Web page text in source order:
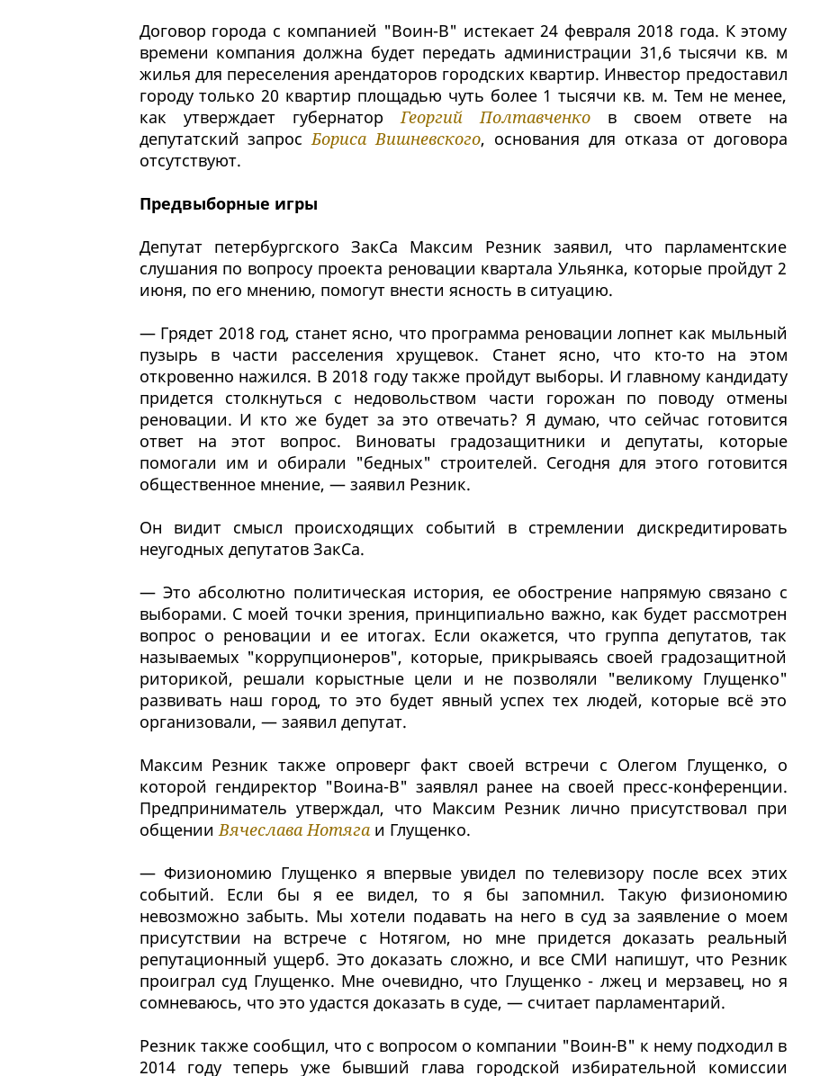
Договор города с компанией "Воин-В" истекает 24 февраля 2018 года. К этому
времени компания должна будет передать администрации 31,6 тысячи кв. м
жилья для переселения арендаторов городских квартир. Инвестор предоставил
городу только 20 квартир площадью чуть более 1 тысячи кв. м. Тем не менее,
как утверждает губернаторГеоргий Полтавченков своем ответе на
депутатский запросБориса Вишневского, основания для отказа от договора
отсутствуют.
Предвыборные игры
Депутат петербургского ЗакСа Максим Резник заявил, что парламентские
слушания по вопросу проекта реновации квартала Ульянка, которые пройдут 2
июня, по его мнению, помогут внести ясность в ситуацию.
— Грядет 2018 год, станет ясно, что программа реновации лопнет как мыльный
пузырь в части расселения хрущевок. Станет ясно, что кто-то на этом
откровенно нажился. В 2018 году также пройдут выборы. И главному кандидату
придется столкнуться с недовольством части горожан по поводу отмены
реновации. И кто же будет за это отвечать? Я думаю, что сейчас готовится
ответ на этот вопрос. Виноваты градозащитники и депутаты, которые
помогали им и обирали "бедных" строителей. Сегодня для этого готовится
общественное мнение, — заявил Резник.
Он видит смысл происходящих событий в стремлении дискредитировать
неугодных депутатов ЗакСа.
— Это абсолютно политическая история, ее обострение напрямую связано с
выборами. С моей точки зрения, принципиально важно, как будет рассмотрен
вопрос о реновации и ее итогах. Если окажется, что группа депутатов, так
называемых "коррупционеров", которые, прикрываясь своей градозащитной
риторикой, решали корыстные цели и не позволяли "великому Глущенко"
развивать наш город, то это будет явный успех тех людей, которые всё это
организовали, — заявил депутат.
Максим Резник также опроверг факт своей встречи с Олегом Глущенко, о
которой гендиректор "Воина-В" заявлял ранее на своей пресс-конференции.
Предприниматель утверждал, что Максим Резник лично присутствовал при
общенииВячеслава Нотягаи Глущенко.
— Физиономию Глущенко я впервые увидел по телевизору после всех этих
событий. Если бы я ее видел, то я бы запомнил. Такую физиономию
невозможно забыть. Мы хотели подавать на него в суд за заявление о моем
присутствии на встрече с Нотягом, но мне придется доказать реальный
репутационный ущерб. Это доказать сложно, и все СМИ напишут, что Резник
проиграл суд Глущенко. Мне очевидно, что Глущенко - лжец и мерзавец, но я
сомневаюсь, что это удастся доказать в суде, — считает парламентарий.
Резник также сообщил, что с вопросом о компании "Воин-В" к нему подходил в
2014 году теперь уже бывший глава городской избирательной комиссии